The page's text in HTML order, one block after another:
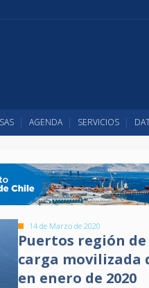
AGENDA SERVICIOS
14 de Marzo de 2020
Puertos región
carga movilizada
en enero de 2020